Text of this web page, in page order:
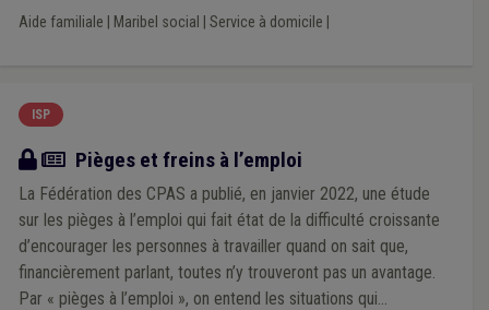
Aide familiale Maribel social Service à domicile
ISP
Article
Pièges et freins à l’emploi
La Fédération des CPAS a publié, en janvier 2022, une étude
sur les pièges à l’emploi qui fait état de la difficulté croissante
d’encourager les personnes à travailler quand on sait que,
financièrement parlant, toutes n’y trouveront pas un avantage.
Par « pièges à l’emploi », on entend les situations qui